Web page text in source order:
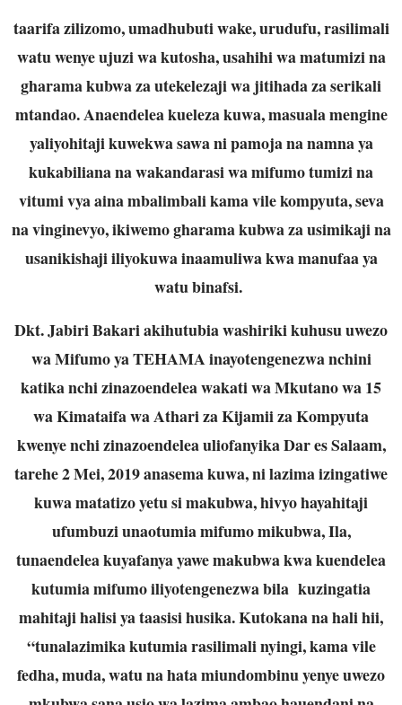
taarifa zilizomo, umadhubuti wake, urudufu, rasilimali
watu wenye ujuzi wa kutosha, usahihi wa matumizi na
gharama kubwa za utekelezaji wa jitihada za serikali
mtandao. Anaendelea kueleza kuwa, masuala mengine
yaliyohitaji kuwekwa sawa ni pamoja na namna ya
kukabiliana na wakandarasi wa mifumo tumizi na
vitumi vya aina mbalimbali kama vile kompyuta, seva
na vinginevyo, ikiwemo gharama kubwa za usimikaji na
usanikishaji iliyokuwa inaamuliwa kwa manufaa ya
watu binafsi.
Dkt. Jabiri Bakari akihutubia washiriki kuhusu uwezo
wa Mifumo ya TEHAMA inayotengenezwa nchini
katika nchi zinazoendelea wakati wa Mkutano wa 15
wa Kimataifa wa Athari za Kijamii za Kompyuta
kwenye nchi zinazoendelea uliofanyika Dar es Salaam,
tarehe 2 Mei, 2019 anasema kuwa, ni lazima izingatiwe
kuwa matatizo yetu si makubwa, hivyo hayahitaji
ufumbuzi unaotumia mifumo mikubwa, Ila,
tunaendelea kuyafanya yawe makubwa kwa kuendelea
kutumia mifumo iliyotengenezwa bila kuzingatia
mahitaji halisi ya taasisi husika. Kutokana na hali hii,
“tunalazimika kutumia rasilimali nyingi, kama vile
fedha, muda, watu na hata miundombinu yenye uwezo